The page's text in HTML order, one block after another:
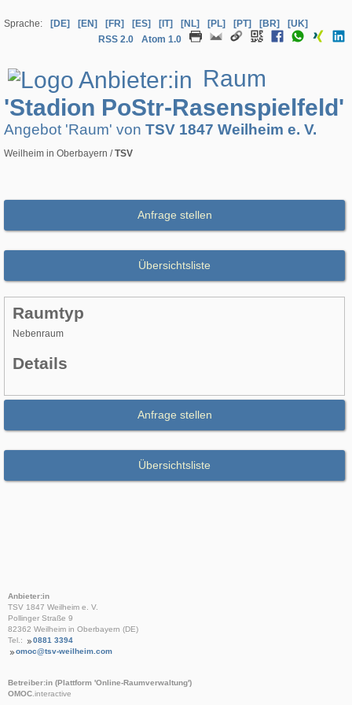
Sprache: [DE] [EN] [FR] [ES] [IT] [NL] [PL] [PT] [BR]
[UK]
RSS 2.0
Atom 1.0
Raum
'Stadion PoStr-Rasenspielfeld'
Angebot 'Raum' von TSV 1847 Weilheim e. V.
Weilheim in Oberbayern /TSV
Anfrage stellen
Übersichtsliste
Raumtyp
Nebenraum
Details
Anfrage stellen
Übersichtsliste
Anbieter:in
TSV 1847 Weilheim e. V.
Pollinger Straße 9
82362 Weilheim in Oberbayern (DE)
Tel.:
0881 3394
omoc@tsv-weilheim.com
Betreiber:in (Plattform 'Online-Raumverwaltung')
OMOC.interactive